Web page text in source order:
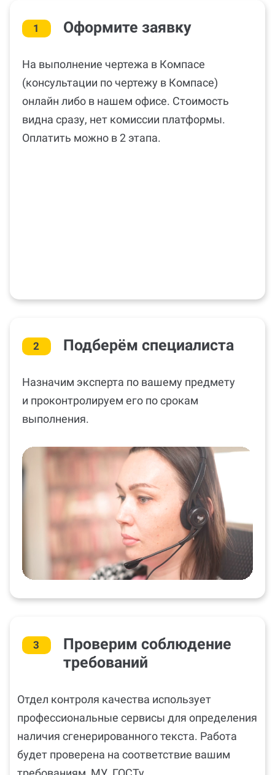
Оформите заявку
На выполнение чертежа в Компасе
(консультации по чертежу в Компасе)
онлайн либо в нашем офисе. Стоимость
Назначим эксперта по вашему предмету
выполнения.
Проверим соблюдение
Отдел контроля качества использует
профессиональные сервисы для определения
наличия сгенерированного текста. Работа